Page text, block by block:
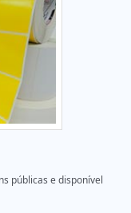
públicas e disponível